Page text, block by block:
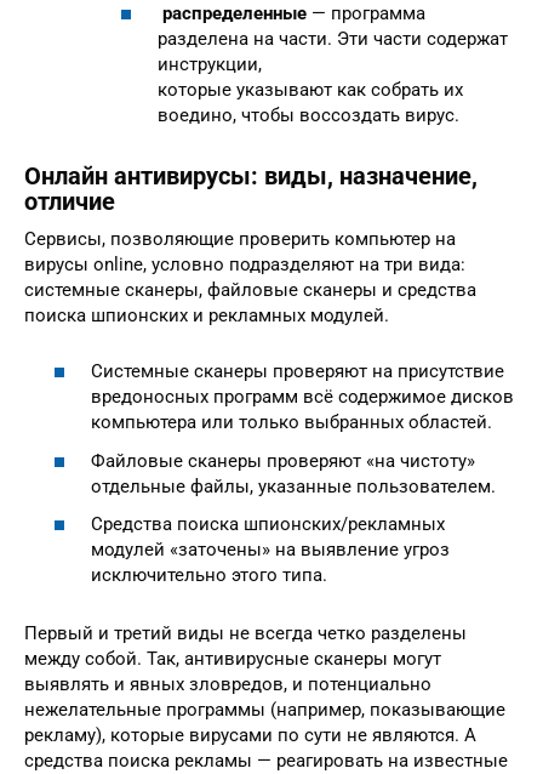
распределенные — программа
разделена на части. Эти части содержат
инструкции,
которые указывают как собрать их
воедино, чтобы воссоздать вирус.
Онлайн антивирусы: виды, назначение,
отличие
Сервисы, позволяющие проверить компьютер на
вирусы online, условно подразделяют на три вида:
системные сканеры, файловые сканеры и средства
поиска шпионских и рекламных модулей.
Системные сканеры проверяют на присутствие
вредоносных программ всё содержимое дисков
компьютера или только выбранных областей.
Файловые сканеры проверяют «на чистоту»
отдельные файлы, указанные пользователем.
Средства поиска шпионских/рекламных
модулей «заточены» на выявление угроз
исключительно этого типа.
Первый и третий виды не всегда четко разделены
между собой. Так, антивирусные сканеры могут
выявлять и явных зловредов, и потенциально
нежелательные программы (например, показывающие
рекламу), которые вирусами по сути не являются. А
средства поиска рекламы — реагировать на известные